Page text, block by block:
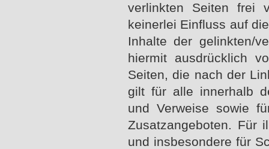
verlinkten Seiten frei
keinerlei Einfluss auf
Inhalte der gelinkten/
hiermit ausdrücklich
Seiten, die nach der
gilt für alle innerhalb
und Verweise sowie
Zusatzangeboten. Für
und insbesondere für